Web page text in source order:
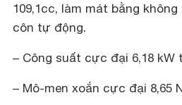
109,1cc, làm mát bằng
côn tự động.
– Công suất cực đại 6,18 kW
– Mô-men xoắn cực đại 8,65